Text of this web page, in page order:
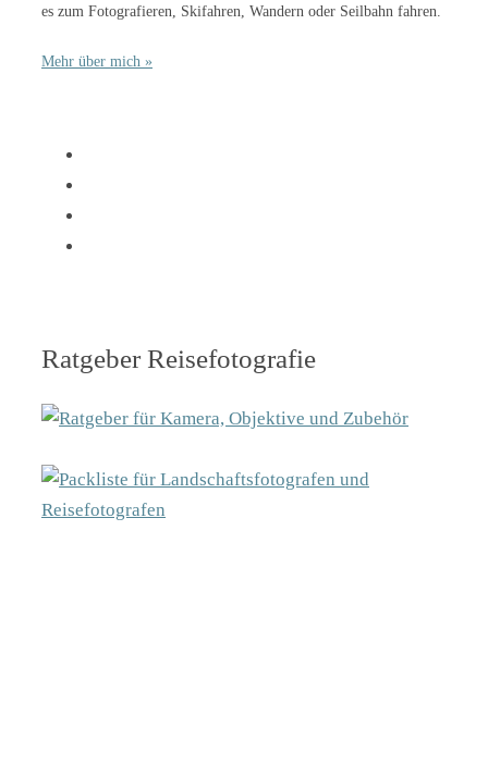
es zum Fotografieren, Skifahren, Wandern oder Seilbahn fahren.
Mehr über mich »
Ratgeber Reisefotografie